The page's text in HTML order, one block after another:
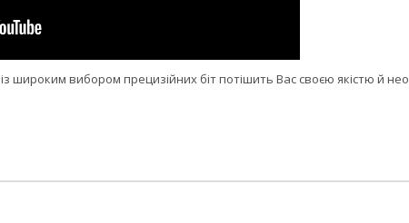
із широким вибором прецизійних біт потішить Вас своєю якістю й